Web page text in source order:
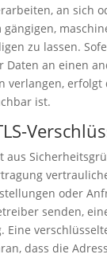
an sich
zu lassen.
Daten an einen
verlangen, erfolgt
ist.
aus
oder
senden,
Eine
dass die